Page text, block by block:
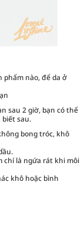
phẩm nào, để da ở
sau 2 giờ, bạn có thể
sau.
bong tróc, khô
chí là ngứa rát khi môi
khô hoặc bình